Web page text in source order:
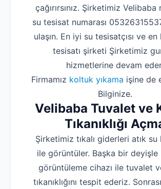
çağırırsınız. Şirketimiz Velibaba
su tesisat numarası
ulaşın. En iyi su tesisatçısı ve
tesisatı şirketi Şirketimiz
hizmetlerine devam
Firmamız koltuk yıkama işine de
Bilginize.
Velibaba Tuvalet ve
Tıkanıklığı
Şirketimiz tıkalı giderleri atık su
ile görüntüler. Başka bir deyişle
görüntüleme cihazı ile tuvalet
tıkanıklığını tespit ederiz.